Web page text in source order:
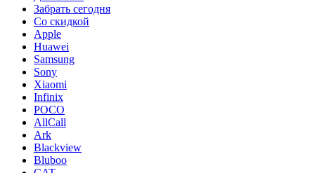
Забрать сегодня
Со скидкой
Apple
Huawei
Samsung
Sony
Xiaomi
Infinix
POCO
AllCall
Ark
Blackview
Bluboo